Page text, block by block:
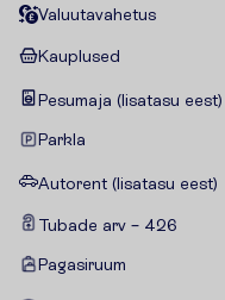
Valuutavahetus
Kauplused
Pesumaja (lisatasu eest)
Parkla
Autorent (lisatasu eest)
Tubade arv – 426
Pagasiruum